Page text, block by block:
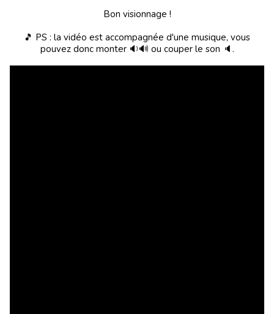
Bon visionnage !
🎵 PS : la vidéo est accompagnée d'une musique, vous
pouvez donc monter 🔉🔊 ou couper le son 🔈.